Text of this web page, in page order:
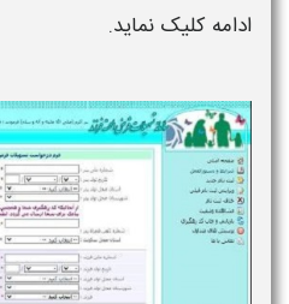
ادامه کلیک نماید.